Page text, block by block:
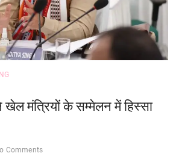
खेल मंत्रियों के सम्मेलन में हिस्सा
Comments